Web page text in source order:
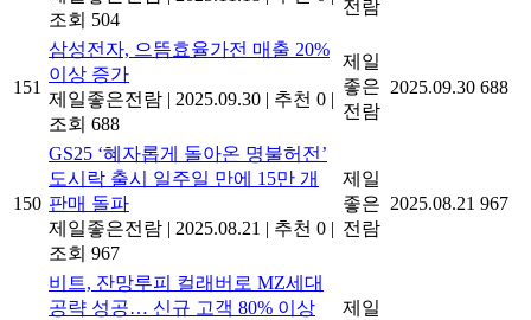
조회 504
전람
151
삼성전자, 으뜸효율가전 매출 20%
이상 증가
제일좋은전람 | 2025.09.30 | 추천 0 |
조회 688
제일
좋은
전람
2025.09.30 688
150
GS25 ‘혜자롭게 돌아온 명불허전’
도시락 출시 일주일 만에 15만 개
판매 돌파
제일좋은전람 | 2025.08.21 | 추천 0 |
조회 967
제일
좋은
전람
2025.08.21 967
비트, 잔망루피 컬래버로 MZ세대
공략 성공… 신규 고객 80% 이상
제일